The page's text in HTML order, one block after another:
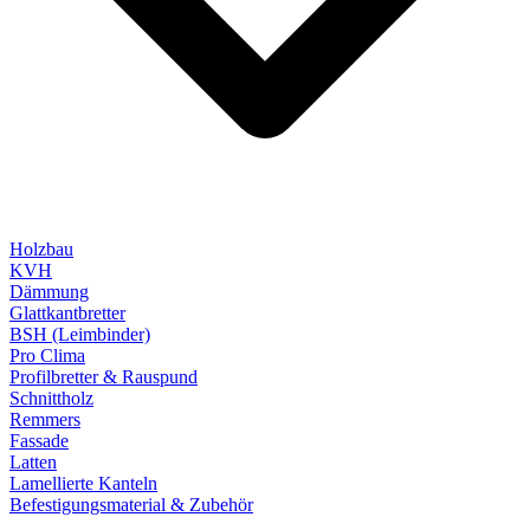
Holzbau
KVH
Dämmung
Glattkantbretter
BSH (Leimbinder)
Pro Clima
Profilbretter & Rauspund
Schnittholz
Remmers
Fassade
Latten
Lamellierte Kanteln
Befestigungsmaterial & Zubehör